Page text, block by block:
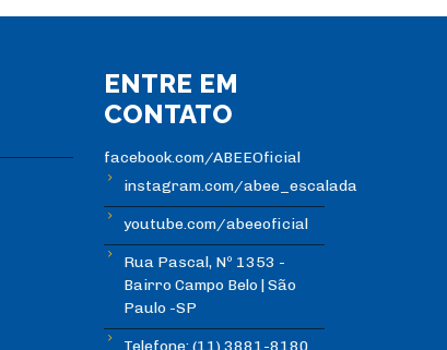
ENTRE EM
CONTATO
facebook.com/ABEEOficial
instagram.com/abee_escalada
youtube.com/abeeoficial
Rua Pascal, Nº 1353 -
Bairro Campo Belo | São
Paulo -SP
Telefone: (11) 3881-8180